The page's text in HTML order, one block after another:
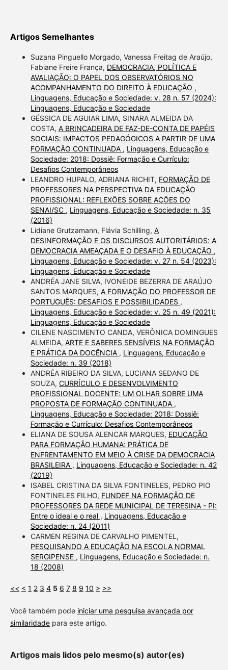
Artigos Semelhantes
Suzana Pinguello Morgado, Vanessa Freitag de Araújo,
Fabiane Freire França, DEMOCRACIA, POLÍTICA E
AVALIAÇÃO: O PAPEL DOS OBSERVATÓRIOS NO
ACOMPANHAMENTO DO DIREITO À EDUCAÇÃO ,
Linguagens, Educação e Sociedade: v. 28 n. 57 (2024):
Linguagens, Educação e Sociedade
GÉSSICA DE AGUIAR LIMA, SINARA ALMEIDA DA
COSTA, A BRINCADEIRA DE FAZ-DE-CONTA DE PAPÉIS
SOCIAIS: IMPACTOS PEDAGÓGICOS A PARTIR DE UMA
FORMAÇÃO CONTINUADA , Linguagens, Educação e
Sociedade: 2018: Dossiê: Formação e Currículo:
Desafios Contemporâneos
LEANDRO HUPALO, ADRIANA RICHIT, FORMAÇÃO DE
PROFESSORES NA PERSPECTIVA DA EDUCAÇÃO
PROFISSIONAL: REFLEXÕES SOBRE AÇÕES DO
SENAI/SC , Linguagens, Educação e Sociedade: n. 35
(2016)
Lidiane Grutzamann, Flávia Schilling, A
DESINFORMAÇÃO E OS DISCURSOS AUTORITÁRIOS: A
DEMOCRACIA AMEAÇADA E O DESAFIO À EDUCAÇÃO ,
Linguagens, Educação e Sociedade: v. 27 n. 54 (2023):
Linguagens, Educação e Sociedade
ANDRÉA JANE SILVA, IVONEIDE BEZERRA DE ARAÚJO
SANTOS MARQUES, A FORMAÇÃO DO PROFESSOR DE
PORTUGUÊS: DESAFIOS E POSSIBILIDADES ,
Linguagens, Educação e Sociedade: v. 25 n. 49 (2021):
Linguagens, Educação e Sociedade
CILENE NASCIMENTO CANDA, VERÔNICA DOMINGUES
ALMEIDA, ARTE E SABERES SENSÍVEIS NA FORMAÇÃO
E PRÁTICA DA DOCÊNCIA , Linguagens, Educação e
Sociedade: n. 39 (2018)
ANDRÉA RIBEIRO DA SILVA, LUCIANA SEDANO DE
SOUZA, CURRÍCULO E DESENVOLVIMENTO
PROFISSIONAL DOCENTE: UM OLHAR SOBRE UMA
PROPOSTA DE FORMAÇÃO CONTINUADA ,
Linguagens, Educação e Sociedade: 2018: Dossiê:
Formação e Currículo: Desafios Contemporâneos
ELIANA DE SOUSA ALENCAR MARQUES, EDUCAÇÃO
PARA FORMAÇÃO HUMANA: PRÁTICA DE
ENFRENTAMENTO EM MEIO À CRISE DA DEMOCRACIA
BRASILEIRA , Linguagens, Educação e Sociedade: n. 42
(2019)
ISABEL CRISTINA DA SILVA FONTINELES, PEDRO PIO
FONTINELES FILHO, FUNDEF NA FORMAÇÃO DE
PROFESSORES DA REDE MUNICIPAL DE TERESINA - PI:
Entre o ideal e o real , Linguagens, Educação e
Sociedade: n. 24 (2011)
CARMEN REGINA DE CARVALHO PIMENTEL,
PESQUISANDO A EDUCAÇÃO NA ESCOLA NORMAL
SERGIPENSE , Linguagens, Educação e Sociedade: n.
18 (2008)
<< < 1 2 3 4 5 6 7 8 9 10 > >>
Você também pode iniciar uma pesquisa avançada por
similaridadepara este artigo.
Artigos mais lidos pelo mesmo(s) autor(es)